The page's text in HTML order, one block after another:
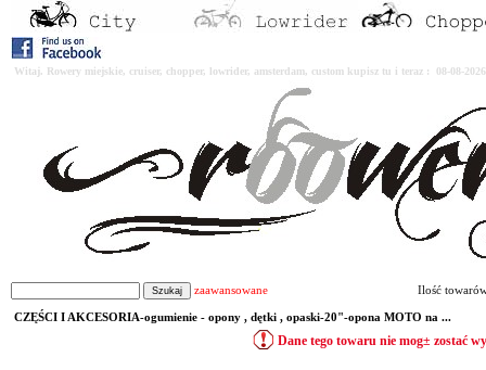
Witaj. Rowery miejskie, cruiser, chopper, lowrider, amsterdam, custom kupisz tu i teraz : 08-08-
zaawansowane Ilość
CZĘŚCI I AKCESORIA-ogumienie - opony , dętki , opaski-20"-opona MOTO na ...
Dane tego towaru nie mog± zostać